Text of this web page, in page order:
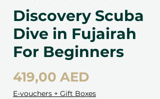
Discovery Scuba
Dive in Fujairah
For Beginners
419,00 AEDЦена
E-vouchers + Gift Boxes